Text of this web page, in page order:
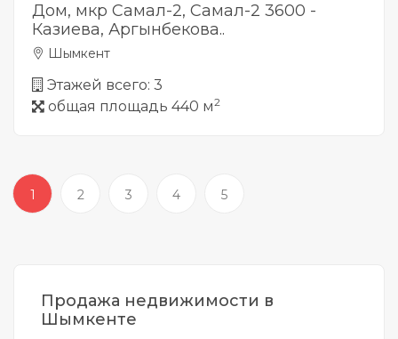
Дом, мкр Самал-2, Самал-2 3600 -
Казиева, Аргынбекова..
Шымкент
Этажей всего: 3
общая площадь 440 м2
1 2 3 4 5
Продажа недвижимости в
Шымкенте